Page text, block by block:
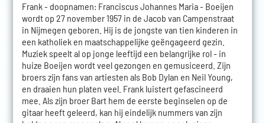
Frank - doopnamen: Franciscus Johannes Maria - Boeijen
wordt op 27 november 1957 in de Jacob van Campenstraat
in Nijmegen geboren. Hij is de jongste van tien kinderen in
een katholiek en maatschappelijke geëngageerd gezin.
Muziek speelt al op jonge leeftijd een belangrijke rol - in
huize Boeijen wordt veel gezongen en gemusiceerd. Zijn
broers zijn fans van artiesten als Bob Dylan en Neil Young,
en draaien hun platen veel. Frank luistert gefascineerd
mee. Als zijn broer Bart hem de eerste beginselen op de
gitaar heeft geleerd, kan hij eindelijk nummers van zijn